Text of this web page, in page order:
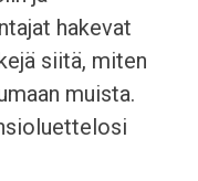
hakevat
siitä, miten
muista.